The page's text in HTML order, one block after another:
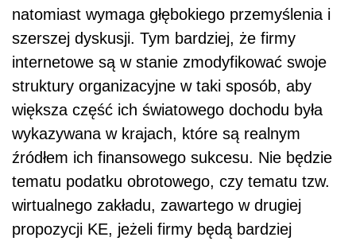
natomiast wymaga głębokiego przemyślenia i
szerszej dyskusji. Tym bardziej, że firmy
internetowe są w stanie zmodyfikować swoje
struktury organizacyjne w taki sposób, aby
większa część ich światowego dochodu była
wykazywana w krajach, które są realnym
źródłem ich finansowego sukcesu. Nie będzie
tematu podatku obrotowego, czy tematu tzw.
wirtualnego zakładu, zawartego w drugiej
propozycji KE, jeżeli firmy będą bardziej